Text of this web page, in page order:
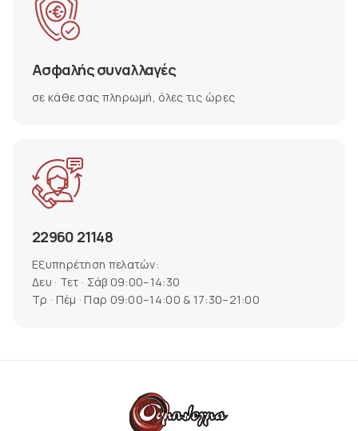
Ασφαλής συναλλαγές
σε κάθε σας πληρωμή, όλες τις ώρες
22960 21148
Εξυπηρέτηση πελατών:
Δευ · Τετ · Σάβ 09:00–14:30
Τρ · Πέμ · Παρ 09:00–14:00 & 17:30–21:00